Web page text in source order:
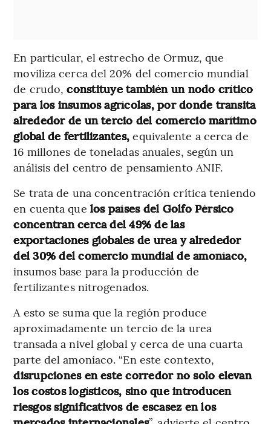
En particular, el estrecho de Ormuz, que
moviliza cerca del 20% del comercio mundial
de crudo,constituye también un nodo crítico
para los insumos agrícolas, por donde transita
alrededor de un tercio del comercio marítimo
global de fertilizantes,equivalente a cerca de
16 millones de toneladas anuales, según un
análisis del centro de pensamiento ANIF.
Se trata de una concentración crítica teniendo
en cuenta que los países del Golfo Pérsico
concentran cerca del 49% de las
exportaciones globales de urea y alrededor
del 30% del comercio mundial de amoníaco,
insumos base para la producción de
fertilizantes nitrogenados.
A esto se suma que la región produce
aproximadamente un tercio de la urea
transada a nivel global y cerca de una cuarta
parte del amoníaco. “En este contexto,
disrupciones en este corredor no solo elevan
los costos logísticos, sino que introducen
riesgos significativos de escasez en los